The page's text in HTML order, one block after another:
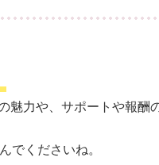
魅力や、サポートや報酬
でくださいね。